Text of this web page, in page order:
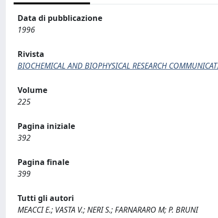
Data di pubblicazione
1996
Rivista
BIOCHEMICAL AND BIOPHYSICAL RESEARCH
Volume
225
Pagina iniziale
392
Pagina finale
399
Tutti gli autori
MEACCI E.; VASTA V.; NERI S.; FARNARARO M; P. BRUNI